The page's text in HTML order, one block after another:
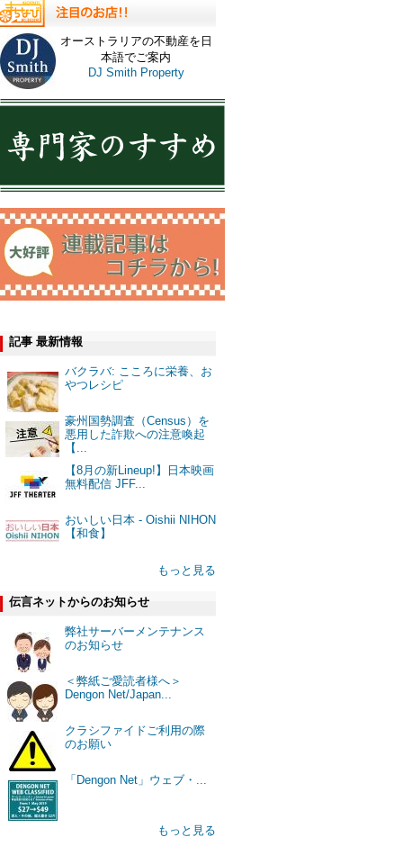
オーストラリアの不動産を日
本語でご案内
DJ Smith Property
記事 最新情報
バクラバ: こころに栄養、お
やつレシピ
豪州国勢調査（Census）を
悪用した詐欺への注意喚起
【...
【8月の新Lineup!】日本映画
無料配信 JFF...
おいしい日本 - Oishii NIHON
【和食】
もっと見る
伝言ネットからのお知らせ
弊社サーバーメンテナンス
のお知らせ
＜弊紙ご愛読者様へ＞
Dengon Net/Japan...
クラシファイドご利用の際
のお願い
「Dengon Net」ウェブ・...
もっと見る